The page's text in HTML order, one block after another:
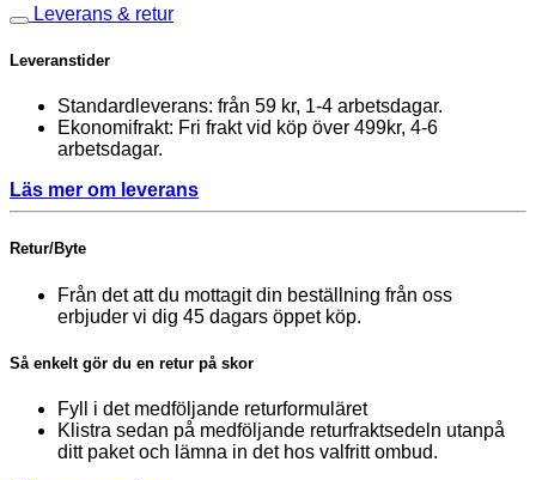
Leverans & retur
Leveranstider
Standardleverans: från 59 kr, 1-4 arbetsdagar.
Ekonomifrakt: Fri frakt vid köp över 499kr, 4-6
arbetsdagar.
Läs mer om leverans
Retur/Byte
Från det att du mottagit din beställning från oss
erbjuder vi dig 45 dagars öppet köp.
Så enkelt gör du en retur på skor
Fyll i det medföljande returformuläret
Klistra sedan på medföljande returfraktsedeln utanpå
ditt paket och lämna in det hos valfritt ombud.